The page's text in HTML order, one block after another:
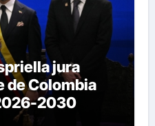
jura
de Colombia
2030